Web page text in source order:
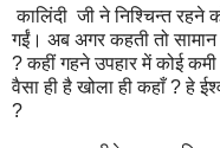
कालिंदी जी ने निश्चिन्त रहने
गईं। अब अगर कहती तो
? कहीं गहने उपहार में कोई
वैसा ही है खोला ही कहाँ ? हे
?